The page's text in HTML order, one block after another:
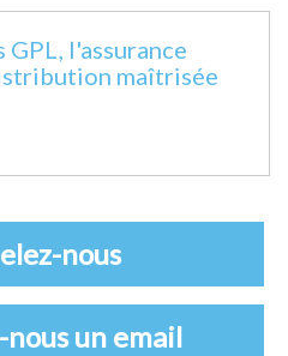
GPL, l'assurance
maîtrisée
nous
un email